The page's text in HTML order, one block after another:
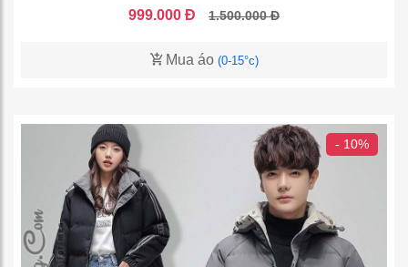
999.000 Đ 1.500.000 Đ
Mua áo (0-15°c)
- 10%